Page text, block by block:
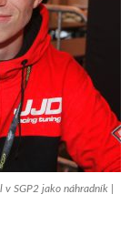
SGP2 jako náhradník |